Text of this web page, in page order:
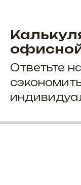
Ответьте